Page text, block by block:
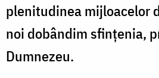
plenitudinea mijloacelor
noi dobândim sfinţenia,
Dumnezeu.